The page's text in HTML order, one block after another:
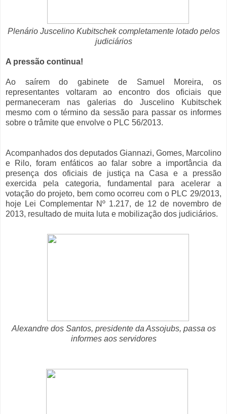
Plenário Juscelino Kubitschek completamente lotado pelos
judiciários
A pressão continua!
Ao saírem do gabinete de Samuel Moreira, os
representantes voltaram ao encontro dos oficiais que
permaneceram nas galerias do Juscelino Kubitschek
mesmo com o término da sessão para passar os informes
sobre o trâmite que envolve o PLC 56/2013.
Acompanhados dos deputados Giannazi, Gomes, Marcolino
e Rilo, foram enfáticos ao falar sobre a importância da
presença dos oficiais de justiça na Casa e a pressão
exercida pela categoria, fundamental para acelerar a
votação do projeto, bem como ocorreu com o PLC 29/2013,
hoje Lei Complementar Nº 1.217, de 12 de novembro de
2013, resultado de muita luta e mobilização dos judiciários.
Alexandre dos Santos, presidente da Assojubs, passa os
informes aos servidores